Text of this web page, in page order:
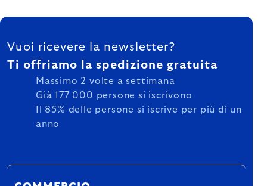
FOOTER
Vuoi ricevere la newsletter?
Ti offriamo la spedizione gratuita
Massimo 2 volte a settimana
Già 177 000 persone si iscrivono
Il 85% delle persone si iscrive per più di un
anno